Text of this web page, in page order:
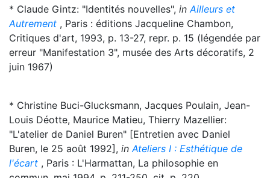
* Claude Gintz: "Identités nouvelles", in Ailleurs et
Autrement , Paris : éditions Jacqueline Chambon,
Critiques d'art, 1993, p. 13-27, repr. p. 15 (légendée par
erreur "Manifestation 3", musée des Arts décoratifs, 2
juin 1967)
* Christine Buci-Glucksmann, Jacques Poulain, Jean-
Louis Déotte, Maurice Matieu, Thierry Mazellier:
"L'atelier de Daniel Buren" [Entretien avec Daniel
Buren, le 25 août 1992], in Ateliers I : Esthétique de
l'écart , Paris : L'Harmattan, La philosophie en